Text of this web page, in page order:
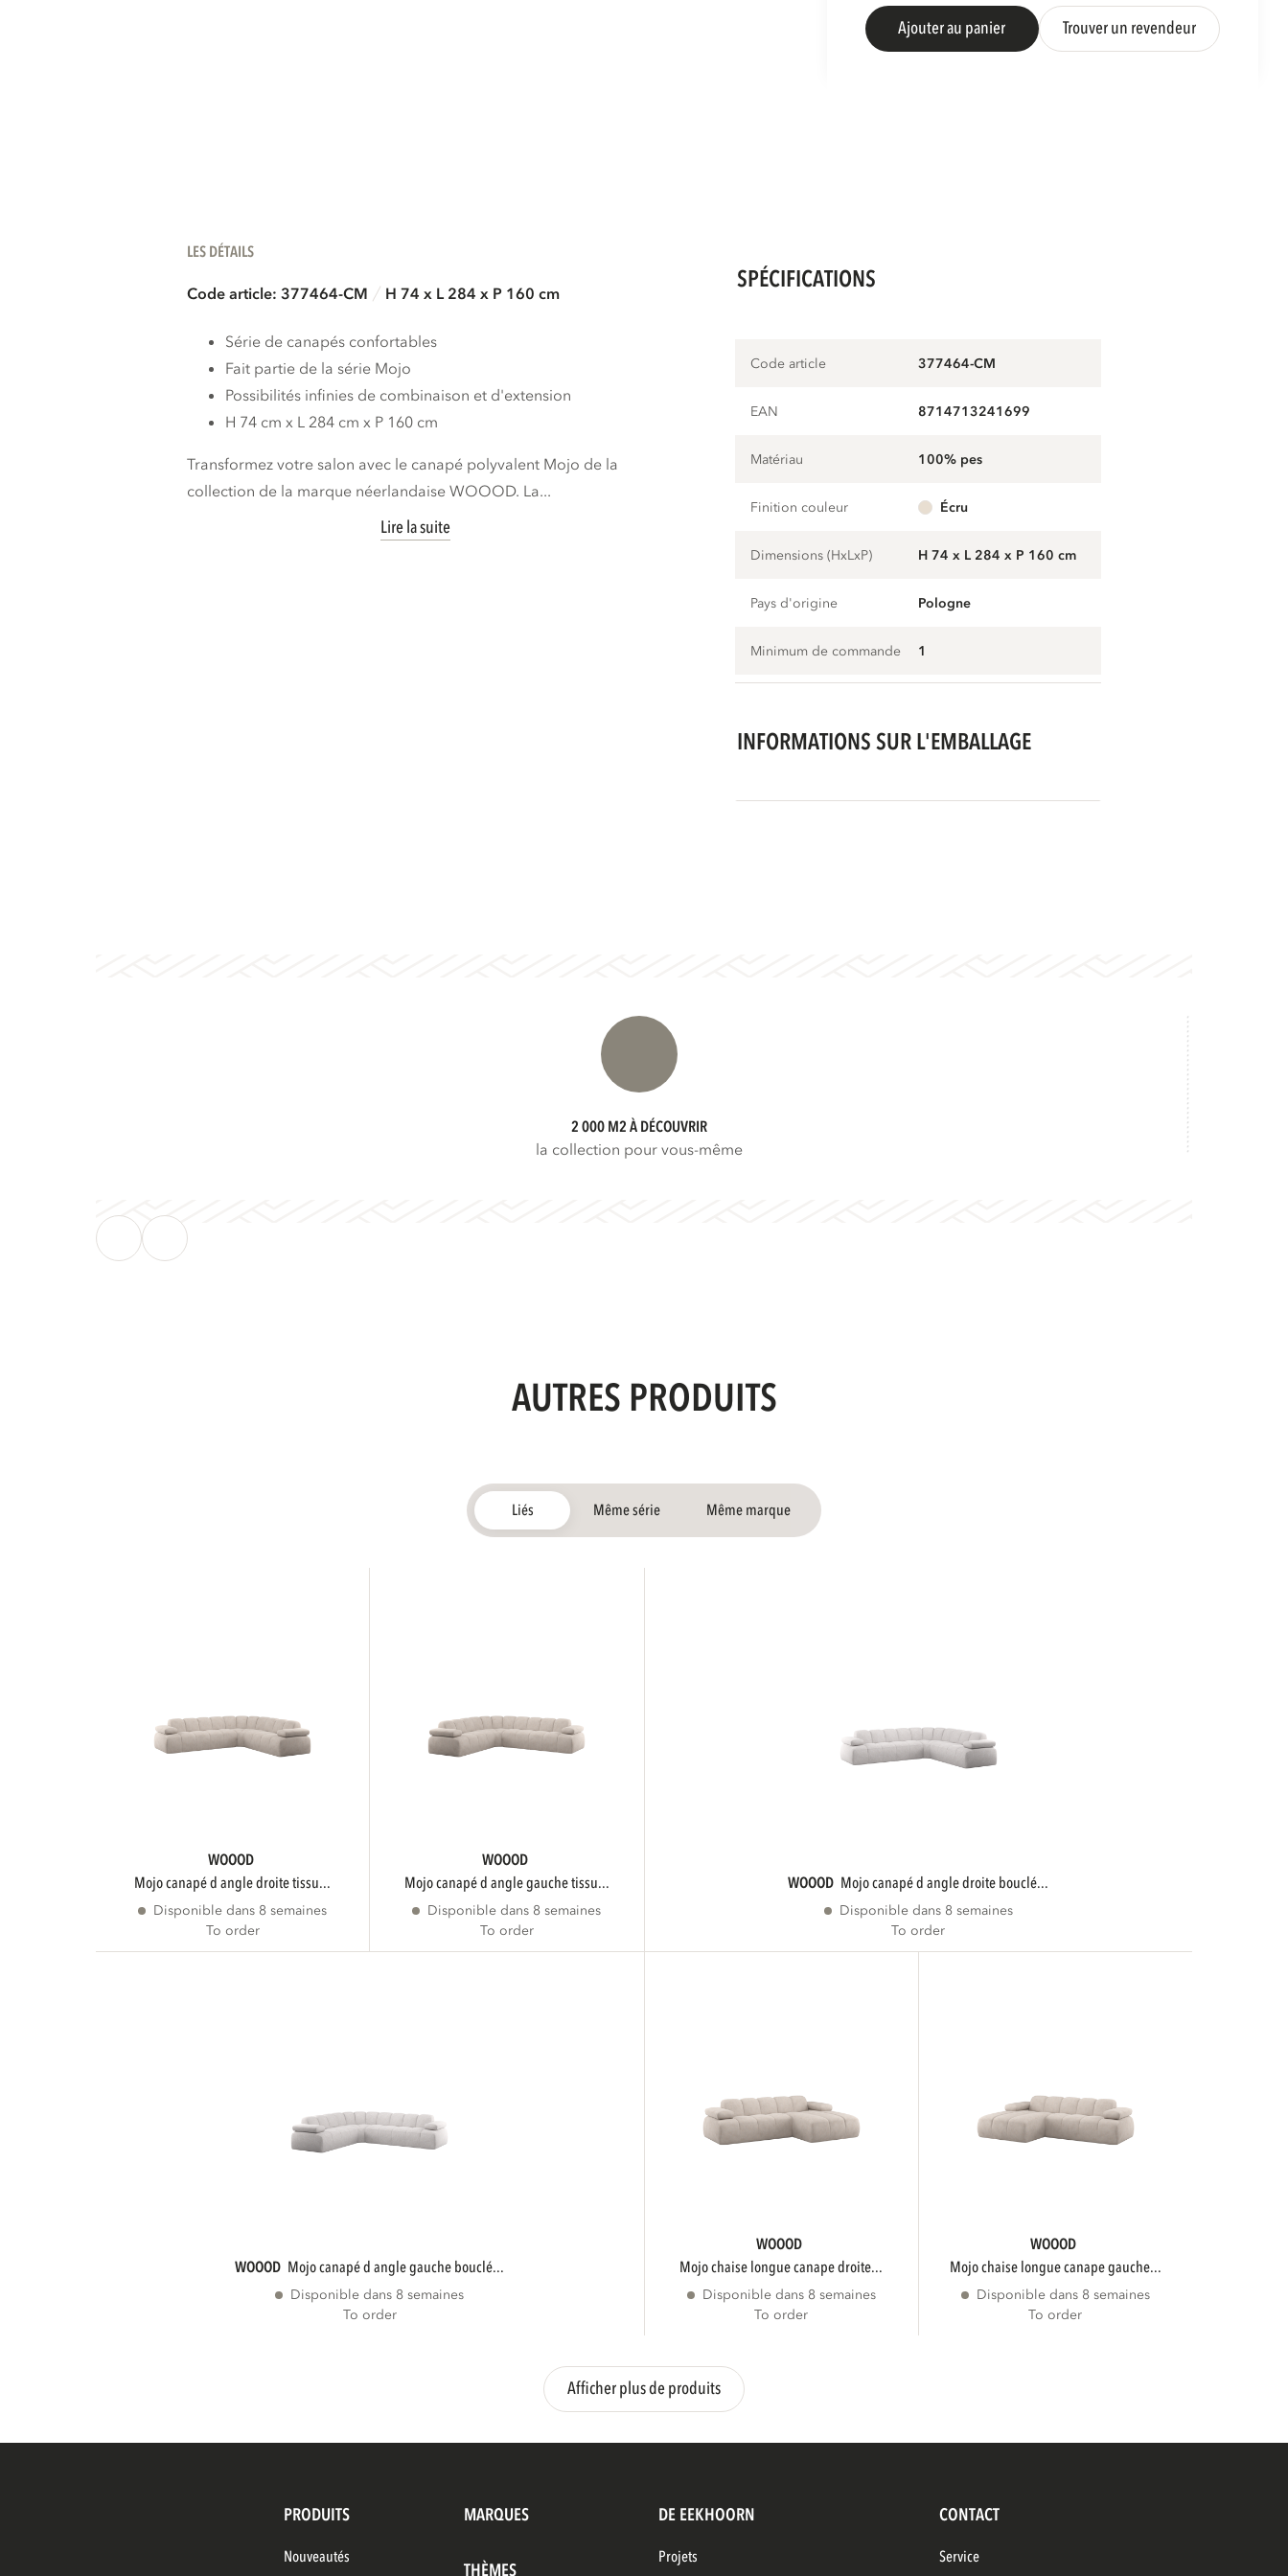
Ajouter au panier Trouver un revendeur
LES DÉTAILS
Code article: 377464-CM H 74 x L 284 x P 160 cm
Série de canapés confortables
Fait partie de la série Mojo
Possibilités infinies de combinaison et d'extension
H 74 cm x L 284 cm x P 160 cm
Transformez votre salon avec le canapé polyvalent Mojo de la
collection de la marque néerlandaise WOOOD. La...
Lire la suite
SPÉCIFICATIONS
Code article 377464-CM
EAN 8714713241699
Matériau 100% pes
Finition couleur écru
Dimensions (HxLxP) H 74 x L 284 x P 160 cm
Pays d'origine Pologne
Minimum de commande 1
INFORMATIONS SUR L'EMBALLAGE
2 000 M2 À DÉCOUVRIR
la collection pour vous-même
AUTRES PRODUITS
Liés Même série Même marque
WOOOD
mojo canapé d angle droite tissu...
Disponible dans 8 semaines
To order
WOOOD
mojo canapé d angle gauche tissu...
Disponible dans 8 semaines
To order
WOOOD mojo canapé d angle droite bouclé...
Disponible dans 8 semaines
To order
WOOOD mojo canapé d angle gauche bouclé...
Disponible dans 8 semaines
To order
WOOOD
mojo chaise longue canape droite...
Disponible dans 8 semaines
To order
WOOOD
mojo chaise longue canape gauche...
Disponible dans 8 semaines
To order
Afficher plus de produits
PRODUITS MARQUES
Nouveautés
THÈMES
DE EEKHOORN
Projets
CONTACT
Service